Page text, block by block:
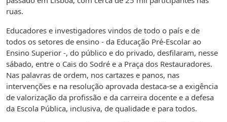
ruas.
Educadores e investigadores vindos de todo o país e de
todos os setores de ensino - da Educação Pré-Escolar ao
Ensino Superior -, do público e do privado, desfilaram, nesse
sábado, entre o Cais do Sodré e a Praça dos Restauradores.
Nas palavras de ordem, nos cartazes e panos, nas
intervenções e na resolução aprovada destaca-se a exigência
de valorização da profissão e da carreira docente e a defesa
da Escola Pública, inclusiva, de qualidade e para todos.